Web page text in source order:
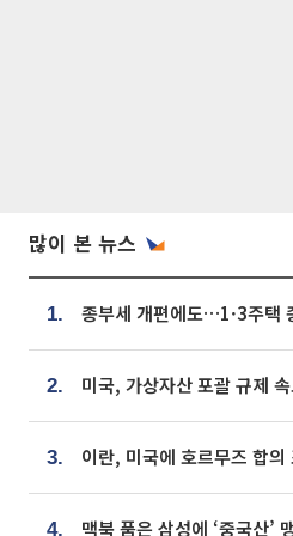
많이 본 뉴스
1.
2.
3.
4.